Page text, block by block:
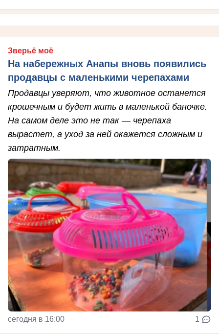
Зверьё моё
На набережных Анапы вновь появились
продавцы с маленькими черепахами
Продавцы уверяют, что животное останется
крошечным и будет жить в маленькой баночке.
На самом деле это не так — черепаха
вырастет, а уход за ней окажется сложным и
затратным.
сегодня в 16:00 1